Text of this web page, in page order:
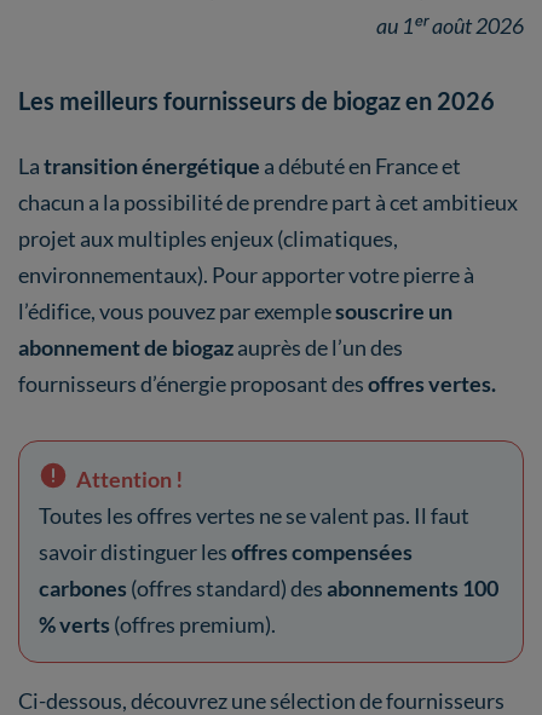
au 1ᵉʳ août 2026
Les meilleurs fournisseurs de biogaz en 2026
Latransition énergétique a débuté en France et
chacun a la possibilité de prendre part à cet ambitieux
projet aux multiples enjeux (climatiques,
environnementaux). Pour apporter votre pierre à
l’édifice, vous pouvez par exemplesouscrire un
abonnement de biogazauprès de l’un des
fournisseurs d’énergie proposant desoffres vertes.
Attention !
Toutes les offres vertes ne se valent pas. Il faut
savoir distinguer lesoffres compensées
carbones (offres standard) desabonnements 100
% verts (offres premium).
Ci-dessous, découvrez une sélection de fournisseurs